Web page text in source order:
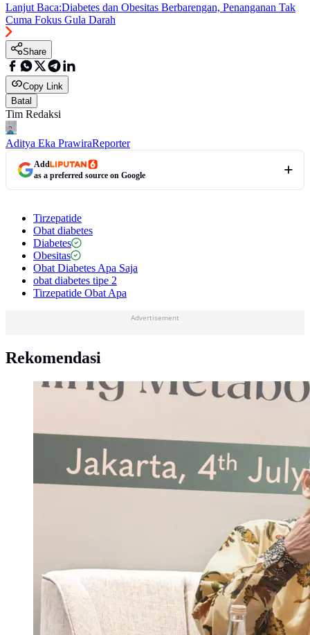
Lanjut Baca:Diabetes dan Obesitas Berbarengan, Penanganan Tak
Cuma Fokus Gula Darah
Share
Copy Link
Batal
Tim Redaksi
Aditya Eka PrawiraReporter
Add
as a preferred source on Google
Tirzepatide
Obat diabetes
Diabetes
Obesitas
Obat Diabetes Apa Saja
obat diabetes tipe 2
Tirzepatide Obat Apa
Advertisement
Rekomendasi